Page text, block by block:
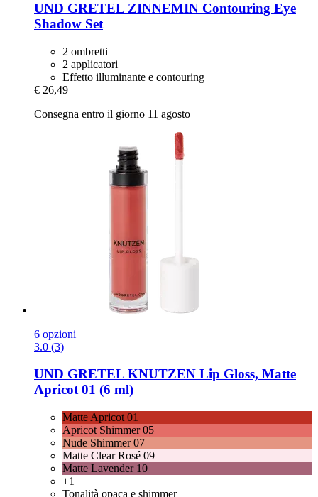
UND GRETEL ZINNEMIN Contouring Eye
Shadow Set
2 ombretti
2 applicatori
Effetto illuminante e contouring
€ 26,49
Consegna entro il giorno 11 agosto
6 opzioni
3.0 (3)
UND GRETEL KNUTZEN Lip Gloss, Matte
Apricot 01 (6 ml)
Matte Apricot 01
Apricot Shimmer 05
Nude Shimmer 07
Matte Clear Rosé 09
Matte Lavender 10
+1
Tonalità opaca e shimmer